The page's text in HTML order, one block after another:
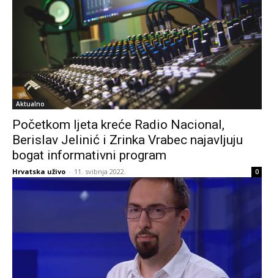
Aktualno
Početkom ljeta kreće Radio Nacional,
Berislav Jelinić i Zrinka Vrabec najavljuju
bogat informativni program
Hrvatska uživo - 11. svibnja 2022. 0